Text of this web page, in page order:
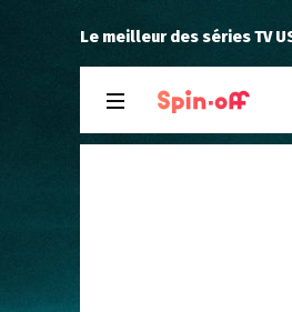
Le meilleur des séries TV
The Dudea